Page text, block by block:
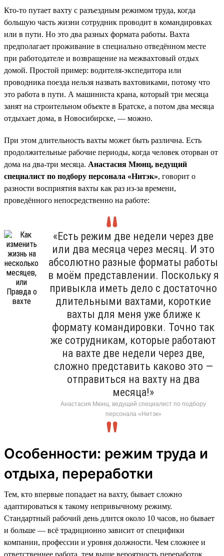
Кто-то путает вахту с разъездным режимом труда, когда
большую часть жизни сотрудник проводит в командировках
или в пути. Но это два разных формата работы. Вахта
предполагает проживание в специально отведённом месте
при работодателе и возвращение на межвахтовый отдых
домой. Простой пример: водителя-экспедитора или
проводника поезда нельзя назвать вахтовиками, потому что
это работа в пути. А машиниста крана, который три месяца
занят на строительном объекте в Братске, а потом два месяца
отдыхает дома, в Новосибирске, — можно.
При этом длительность вахты может быть различна. Есть
продолжительные рабочие периоды, когда человек оторван от
дома на два-три месяца. Анастасия Мюнц, ведущий
специалист по подбору персонала «Нитэк», говорит о
разности восприятия вахты как раз из-за времени,
проведённого непосредственно на работе:
«Есть режим две недели через две
или два месяца через месяц. И это
абсолютно разные форматы работы
в моём представлении. Поскольку я
привыкла иметь дело с достаточно
длительными вахтами, короткие
вахты для меня уже ближе к
формату командировки. Точно так
же сотрудникам, которые работают
на вахте две недели через две,
сложно представить каково это —
отправиться на вахту на два
месяца!»
Анастасия Мюнц, ведущий специалист по подбору
персонала «Нитэк»
Особенности: режим труда и
отдыха, переработки
Тем, кто впервые попадает на вахту, бывает сложно
адаптироваться к такому непривычному режиму.
Стандартный рабочий день длится около 10 часов, но бывает
и больше — всё традиционно зависит от специфики
компании, профессии и уровня должности. Чем сложнее и
ответственнее работа, тем выше вероятность переработок.